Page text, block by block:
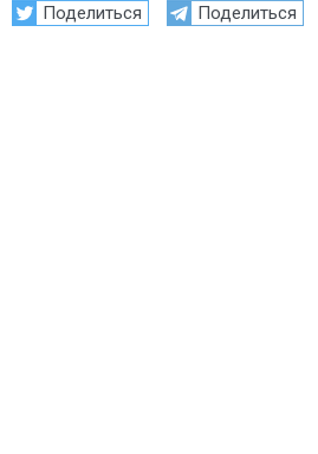
Поделиться
Поделиться